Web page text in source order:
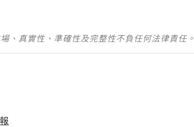
、真實性、準確性及完整性不負任何法律責任。